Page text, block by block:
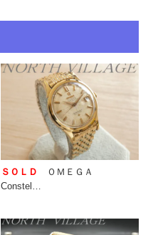
ＳＯＬＤ
ＯＭＥＧＡ
Constel…